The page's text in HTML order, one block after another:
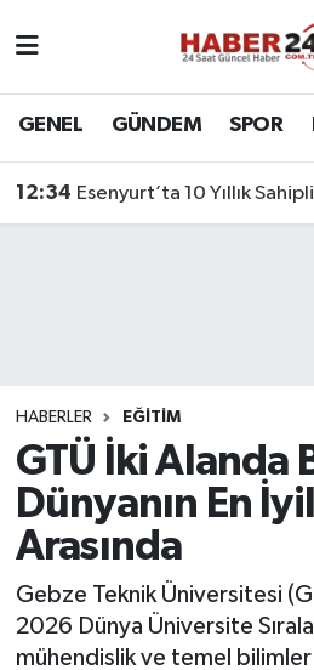
GENEL GÜNDEM SPOR
12:34 Esenyurt’ta 10 Yıllık Sahipli Köpek Barınakta
HABERLER EĞİTİM
GTÜ İki Alanda
Dünyanın En
Arasında
Gebze Teknik Üniversitesi
2026 Dünya Üniversite
mühendislik ve temel bilimler
Nöbetçi Eczaneler
Son Dakika Haberleri
Haber Arşivi